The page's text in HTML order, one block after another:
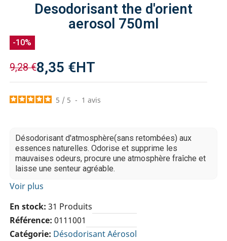
Desodorisant the d'orient
aerosol 750ml
-10%
9,28 €8,35 €HT
5 / 5 - 1 avis
Désodorisant d'atmosphère(sans retombées) aux
essences naturelles. Odorise et supprime les
mauvaises odeurs, procure une atmosphère fraîche et
laisse une senteur agréable.
Voir plus
En stock 31 Produits
Référence 0111001
Catégorie Désodorisant Aérosol